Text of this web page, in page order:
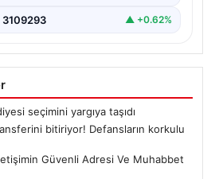
3109293 ▲ +0.62%
seçimini yargıya taşıdı
bitiriyor! Defansların korkulu
Güvenli Adresi Ve Muhabbet